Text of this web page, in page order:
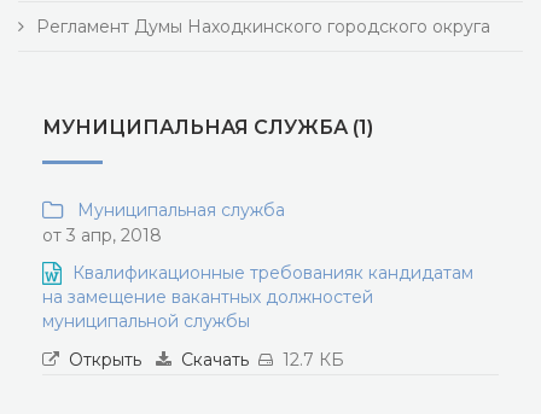
Регламент Думы Находкинского городского округа
МУНИЦИПАЛЬНАЯ СЛУЖБА (1)
Муниципальная служба
от 3 апр, 2018
Квалификационные требованияк кандидатам
на замещение вакантных должностей
муниципальной службы
Открыть
Скачать 12.7 КБ